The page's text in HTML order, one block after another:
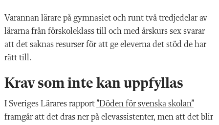
Varannan lärare på gymnasiet och runt två tredjedelar av
lärarna från förskoleklass till och med årskurs sex svarar
att det saknas resurser för att ge eleverna det stöd de har
rätt till.
Krav som inte kan uppfyllas
I Sveriges Lärares rapport ”Döden för svenska skolan”
framgår att det dras ner på elevassistenter, men att det blir